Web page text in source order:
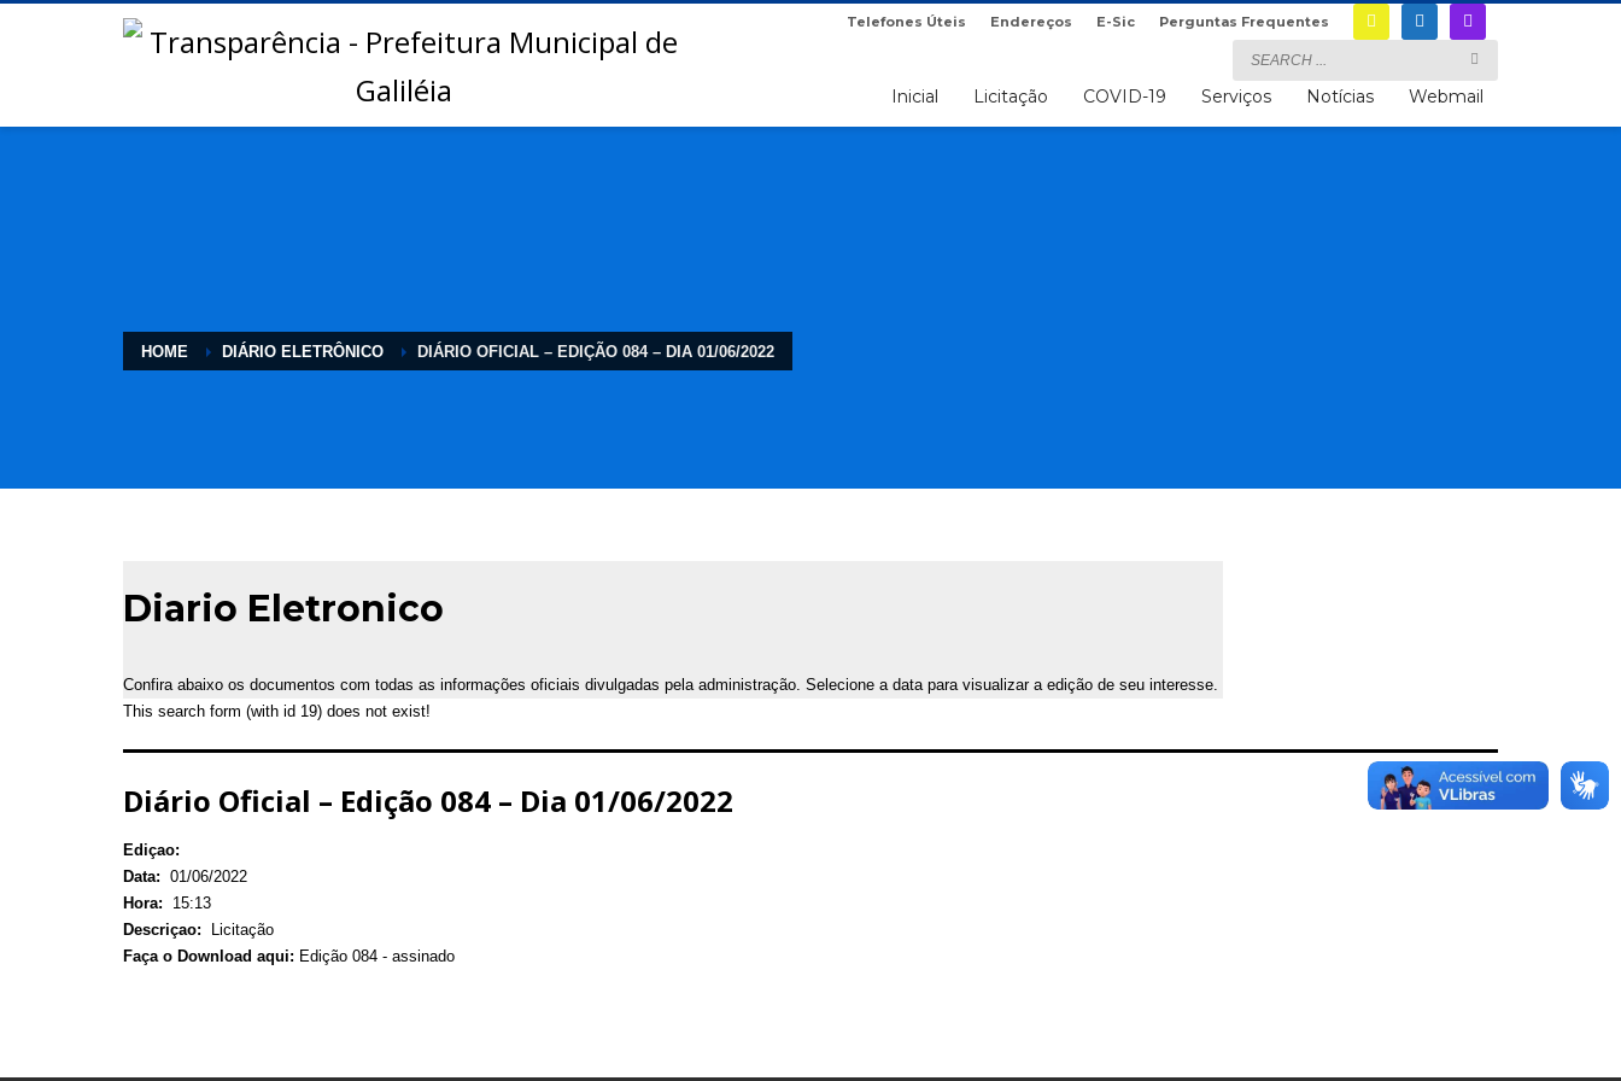
Telefones Úteis Endereços E-Sic Perguntas Frequentes
Inicial Licitação COVID-19 Serviços Notícias Webmail
HOME DIÁRIO ELETRÔNICO DIÁRIO OFICIAL – EDIÇÃO 084 – DIA 01/06/2022
Diario Eletronico
Confira abaixo os documentos com todas as informações oficiais divulgadas pela administração. Selecione a data para visualizar a edição de seu interesse.
This search form (with id 19) does not exist!
Diário Oficial – Edição 084 – Dia 01/06/2022
Ediçao:
Data: 01/06/2022
Hora:
15:13
Descriçao:
Licitação
Faça o Download aqui: Edição 084 - assinado